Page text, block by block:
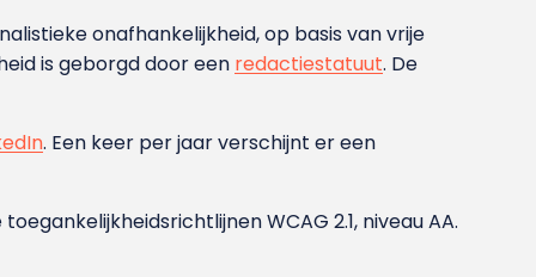
onafhankelijkheid, op basis van vrije
is geborgd door een redactiestatuut. De
. Een keer per jaar verschijnt er een
WCAG 2.1, niveau AA.